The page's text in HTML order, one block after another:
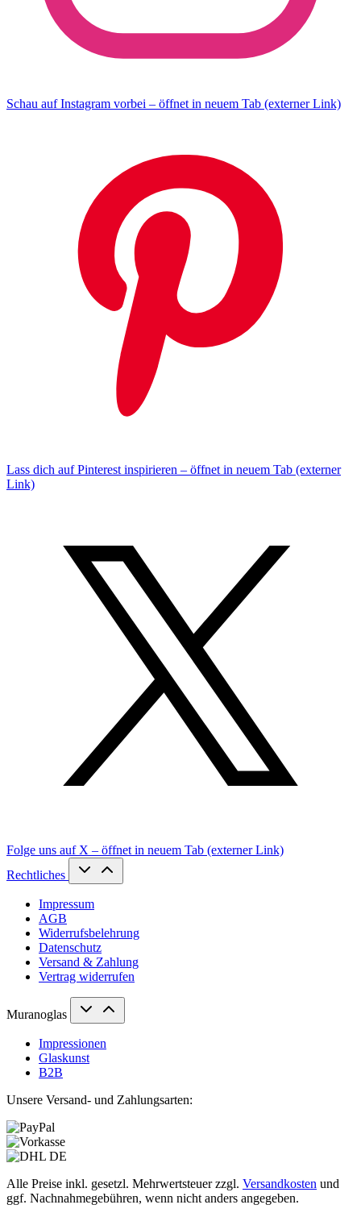
Schau auf Instagram vorbei – öffnet in neuem Tab (externer Link)
Lass dich auf Pinterest inspirieren – öffnet in neuem Tab (externer
Link)
Folge uns auf X – öffnet in neuem Tab (externer Link)
Rechtliches
Impressum
AGB
Widerrufsbelehrung
Datenschutz
Versand & Zahlung
Vertrag widerrufen
Muranoglas
Impressionen
Glaskunst
B2B
Unsere Versand- und Zahlungsarten:
Alle Preise inkl. gesetzl. Mehrwertsteuer zzgl. Versandkosten und
ggf. Nachnahmegebühren, wenn nicht anders angegeben.